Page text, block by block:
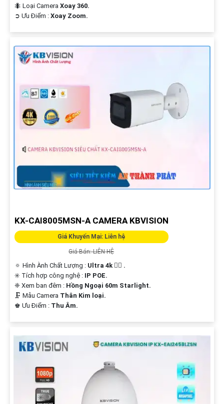
🐜 Loại Camera Xoay 360.
️➲ Ưu Điểm : Xoay Zoom.
KX-CAI8005MSN-A CAMERA KBVISION
Giá Khuyến Mại: Liên hệ
Giá Bán: LIÊN HỆ
🔅 Hình Ành Chất Lượng : Ultra 4k 👍🏾 .
✳️ Tích hợp công nghệ : IP POE.
❈ Xem ban đêm : Hồng Ngoại 60m Starlight.
🗜️ Mẫu Camera Thân Kim loại.
️♚ Ưu Điểm : Thu Âm.